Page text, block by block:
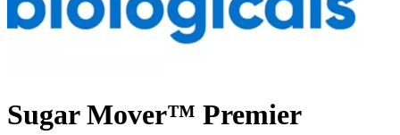
Sugar Mover™ Premier